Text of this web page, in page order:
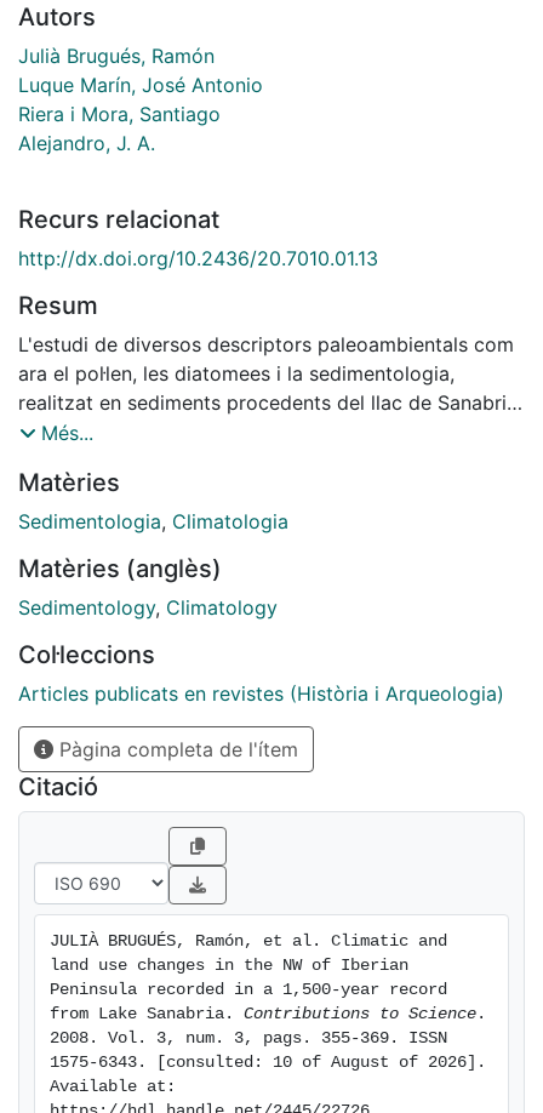
Autors
Julià Brugués, Ramón
Luque Marín, José Antonio
Riera i Mora, Santiago
Alejandro, J. A.
Recurs relacionat
http://dx.doi.org/10.2436/20.7010.01.13
Resum
L'estudi de diversos descriptors paleoambientals com
ara el pol·len, les diatomees i la sedimentologia,
realitzat en sediments procedents del llac de Sanabria
(NO de la península Ibèrica), ha aportat informació
períodes càlids tardoromà i medieval, així com a la
petita edat del gel. Entre els anys 440 i 950 dC, el
règim de precipitacions mediterrani, malgrat
l¿existència de pulsacions més fredes vers els anys
sòl indiquen l'extensió d¿activitats ramaderes i
agrícoles. Aquesta fase correspon al final del període
càlid romà i al període càlid medieval. El canvi de
condicions climàtiques es produeix entre els anys 950
i 1100 dC, moment en què els valors mínims de matèria
orgànica, pol·len arbori, concentració de diatomees,
nitrogen total (TN) i mida del gra indiquen
temperatures més baixes i un règim de precipitacions
més regular. Aquest període correspon a
Més...
Matèries
Sedimentologia, Climatologia
Matèries (anglès)
Sedimentology, Climatology
Col·leccions
Articles publicats en revistes (Història i Arqueologia)
Pàgina completa de l'ítem
Citació
JULIÀ BRUGUÉS, Ramón, et al. Climatic and
land use changes in the NW of Iberian
Peninsula recorded in a 1,500-year record
from Lake Sanabria. Contributions to Science .
2008. Vol. 3, num. 3, pags. 355-369. ISSN
1575-6343. [consulted: 10 of August of 2026].
Available at: